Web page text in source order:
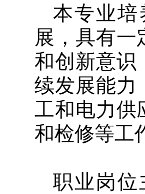
本专业培
展，具有一
和创新意识
续发展能力
工和电力供
和检修等工
职业岗位